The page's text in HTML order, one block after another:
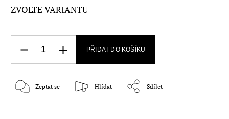
ZVOLTE VARIANTU
PŘIDAT DO KOŠÍKU
Zeptat se Hlídat Sdílet